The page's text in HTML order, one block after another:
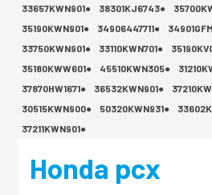
33657KWN901●
38301KJ6743●
35190KWN901●
34906447711●
33750KWN901●
33110KWN701●
35180KWW601●
45510KWN305●
37870HW1671●
36532KWN901●
30515KWN900●
50320KWN931●
37211KWN901●
Honda pcx